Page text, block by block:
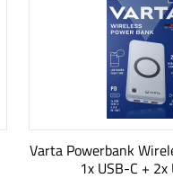
Varta Powerbank
1x USB-C + 2x